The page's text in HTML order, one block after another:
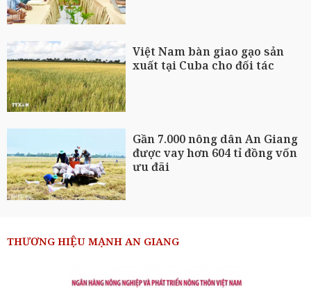
Việt Nam bàn giao gạo sản
xuất tại Cuba cho đối tác
Gần 7.000 nông dân An Giang
được vay hơn 604 tỉ đồng vốn
ưu đãi
THƯƠNG HIỆU MẠNH AN GIANG